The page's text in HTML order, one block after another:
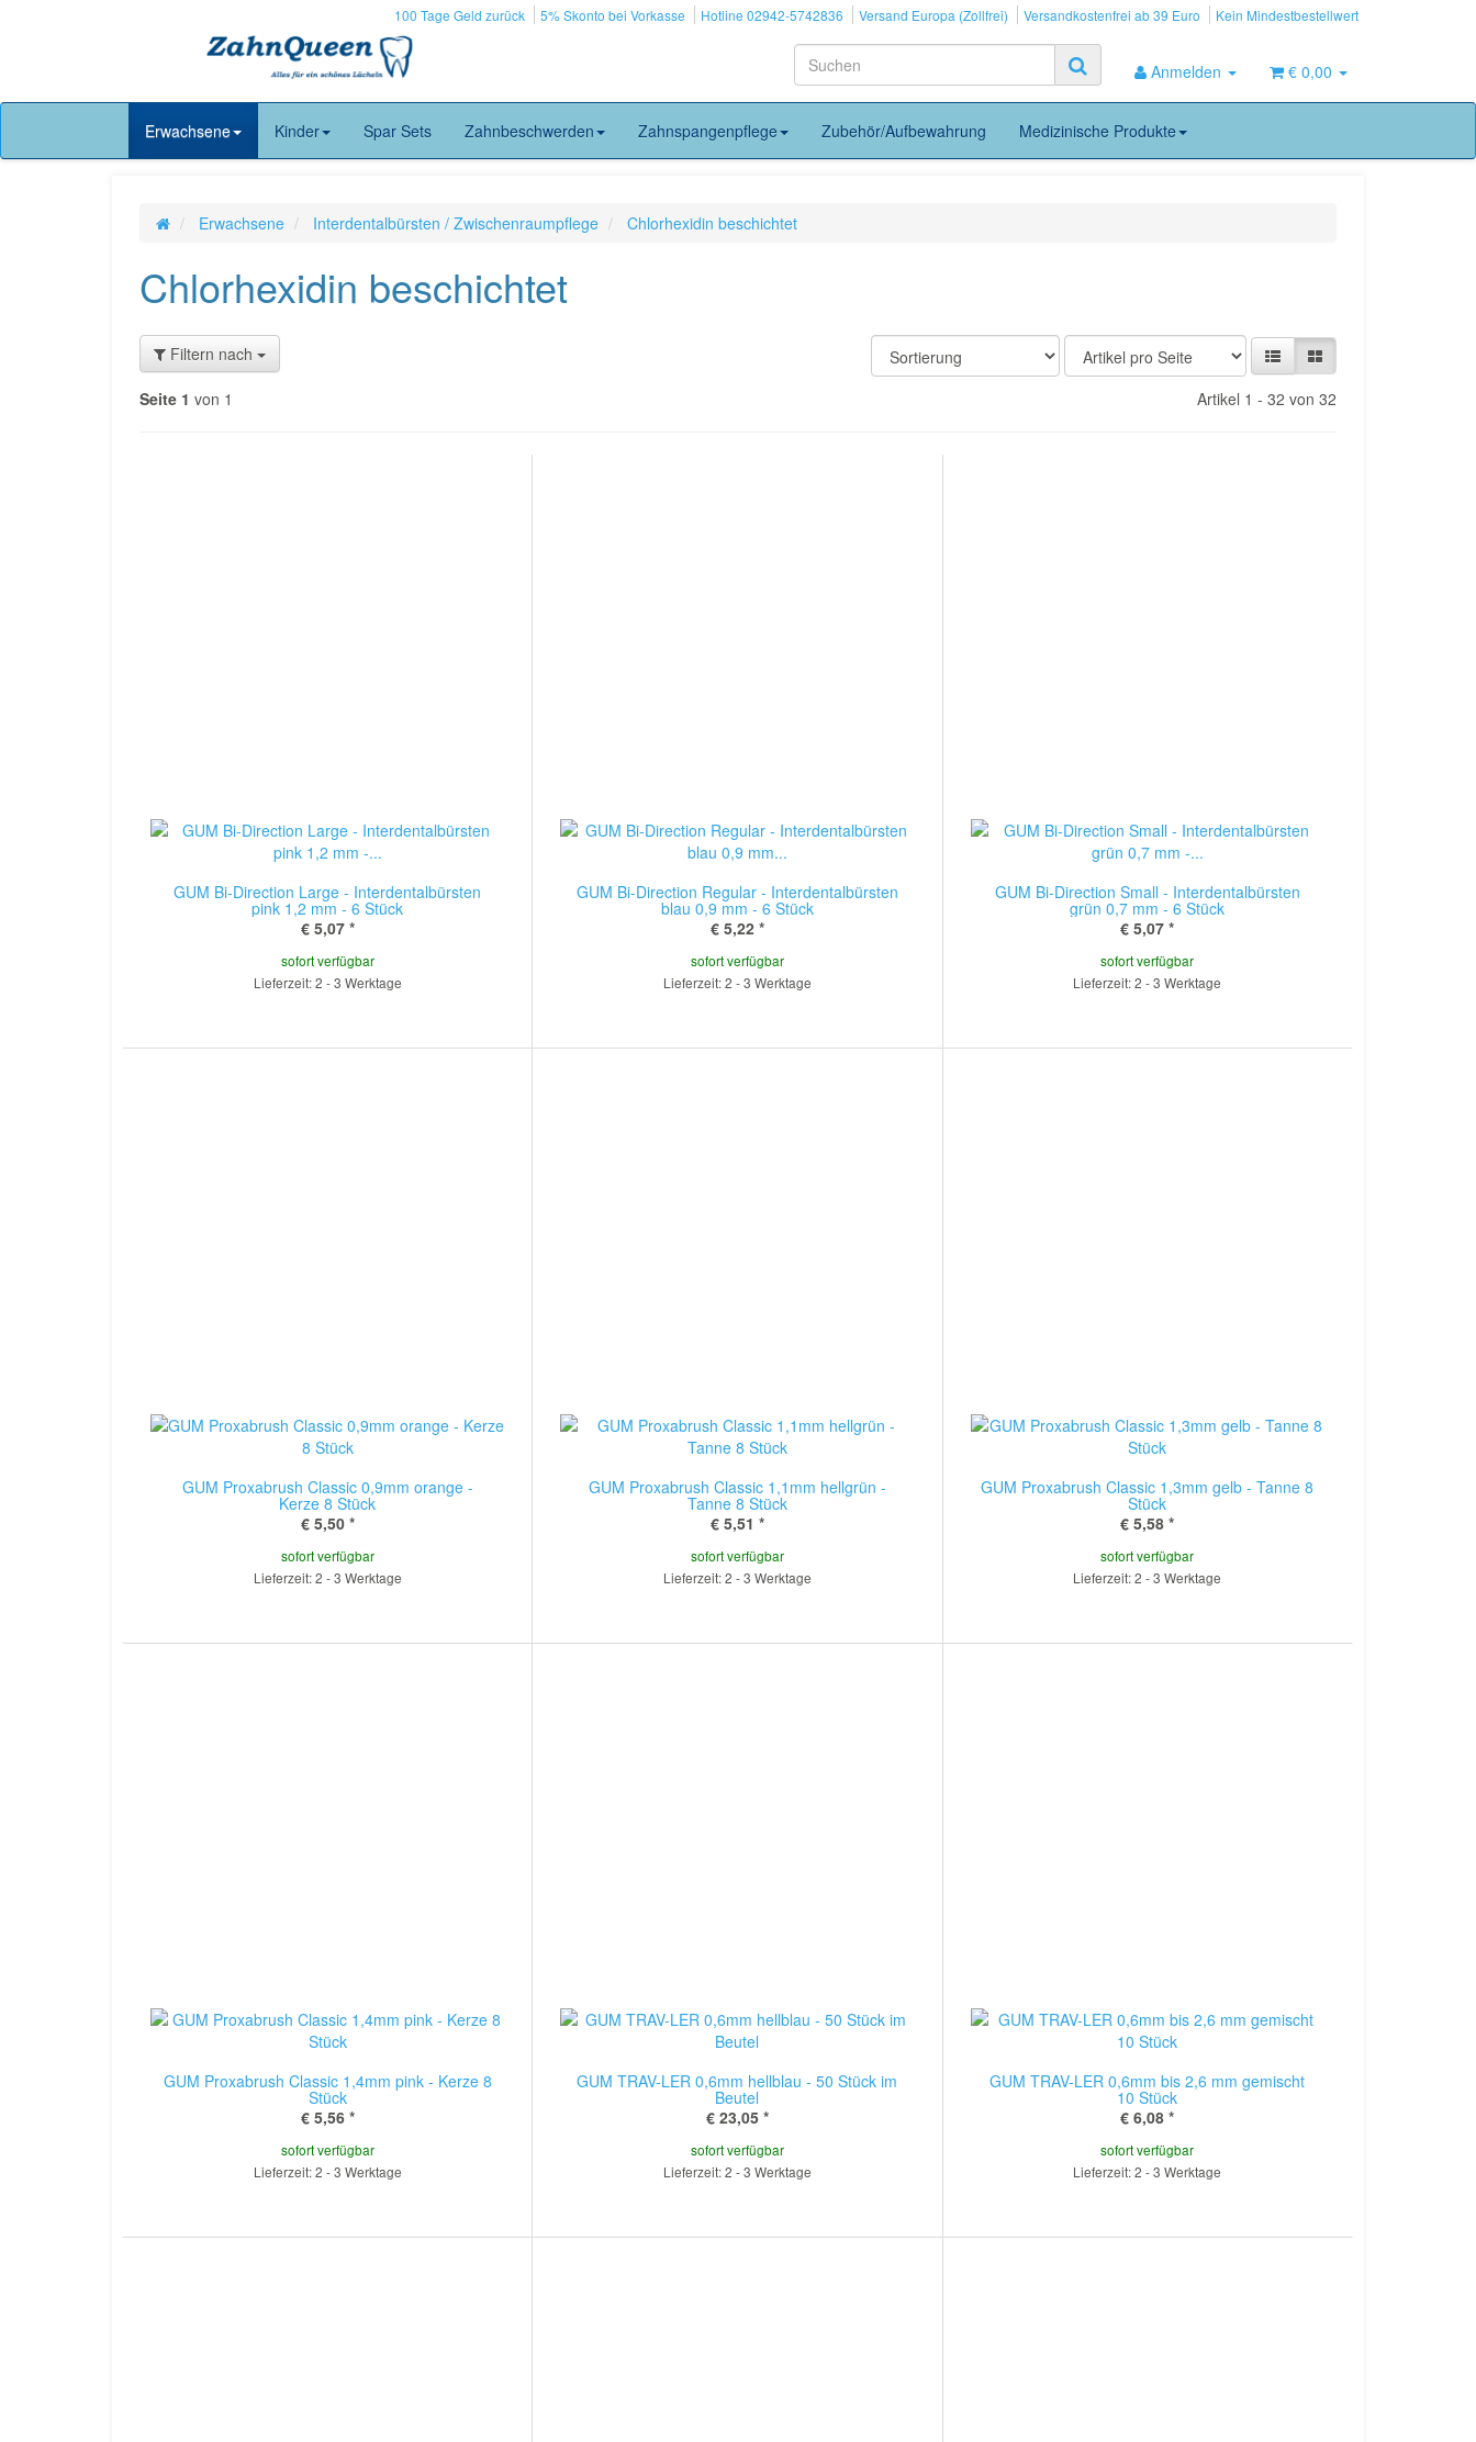
100 Tage Geld zurück 5% Skonto bei Vorkasse Hotline 02942-5742836 Versand Europa (Zollfrei) Versandkostenfrei ab 39 Euro Kein Mindestbestellwert
Anmelden € 0,00
Erwachsene Kinder Spar Sets Zahnbeschwerden Zahnspangenpflege Zubehör/Aufbewahrung Medizinische Produkte
Erwachsene Interdentalbürsten / Zwischenraumpflege Chlorhexidin beschichtet
Chlorhexidin beschichtet
Filtern nach
Seite 1 von 1 Artikel 1 - 32 von 32
GUM Bi-Direction Large - Interdentalbürsten
pink 1,2 mm - 6 Stück
€ 5,07 *
sofort verfügbar
Lieferzeit: 2 - 3 Werktage
GUM Bi-Direction Regular - Interdentalbürsten
blau 0,9 mm - 6 Stück
€ 5,22 *
sofort verfügbar
Lieferzeit: 2 - 3 Werktage
GUM Bi-Direction Small - Interdentalbürsten
grün 0,7 mm - 6 Stück
€ 5,07 *
sofort verfügbar
Lieferzeit: 2 - 3 Werktage
GUM Proxabrush Classic 0,9mm orange -
Kerze 8 Stück
€ 5,50 *
sofort verfügbar
Lieferzeit: 2 - 3 Werktage
GUM Proxabrush Classic 1,1mm hellgrün -
Tanne 8 Stück
€ 5,51 *
sofort verfügbar
Lieferzeit: 2 - 3 Werktage
GUM Proxabrush Classic 1,3mm gelb - Tanne 8
Stück
€ 5,58 *
sofort verfügbar
Lieferzeit: 2 - 3 Werktage
GUM Proxabrush Classic 1,4mm pink - Kerze 8
Stück
€ 5,56 *
sofort verfügbar
Lieferzeit: 2 - 3 Werktage
GUM TRAV-LER 0,6mm hellblau - 50 Stück im
Beutel
€ 23,05 *
sofort verfügbar
Lieferzeit: 2 - 3 Werktage
GUM TRAV-LER 0,6mm bis 2,6 mm gemischt
10 Stück
€ 6,08 *
sofort verfügbar
Lieferzeit: 2 - 3 Werktage